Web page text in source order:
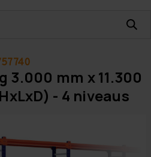
mm x 11.300
- 4 niveaus